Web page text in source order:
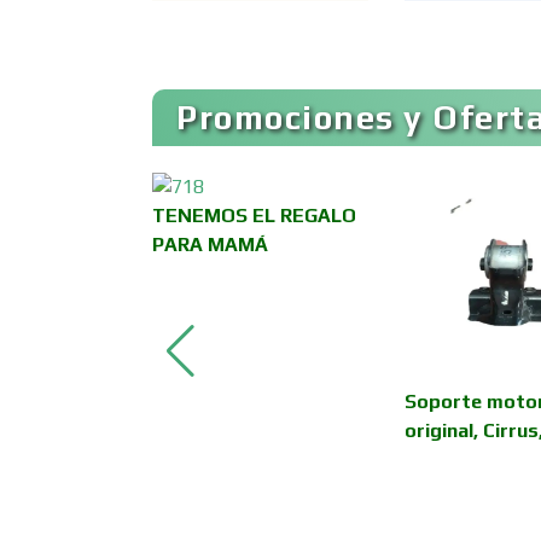
Artículos Publicitarios
Asesoría Fiscal
Promociones y
TENEMOS EL REGALO
PARA MAMÁ
Soporte
original,